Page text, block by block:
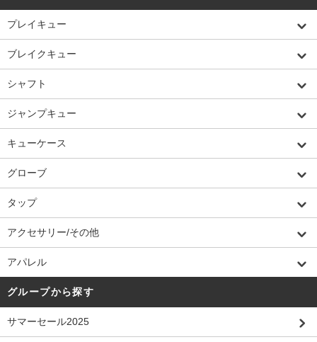
プレイキュー
ブレイクキュー
シャフト
ジャンプキュー
キューケース
グローブ
タップ
アクセサリー/その他
アパレル
グループから探す
サマーセール2025